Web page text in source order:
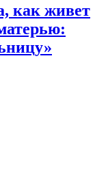
как живет